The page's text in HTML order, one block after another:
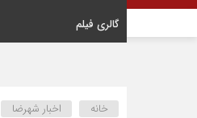
گالری فیلم
خانه اخبار شهرضا